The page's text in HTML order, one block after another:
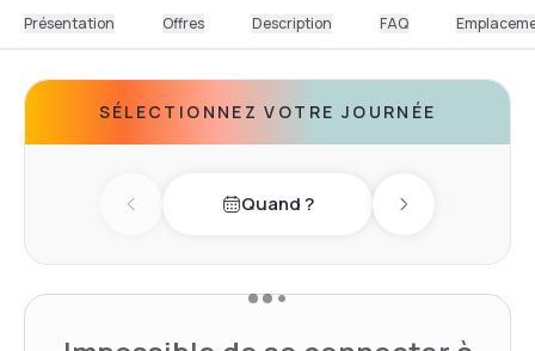
Présentation Offres Description FAQ
SÉLECTIONNEZ VOTRE JOURNÉE
Previous dayQuand ? Next day